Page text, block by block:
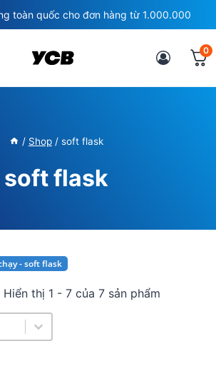
toàn quốc cho đơn hàng từ 1.000.000
0
/ Shop / soft flask
soft flask
- soft flask
Hiển thị 1 - 7 của 7 sản phẩm